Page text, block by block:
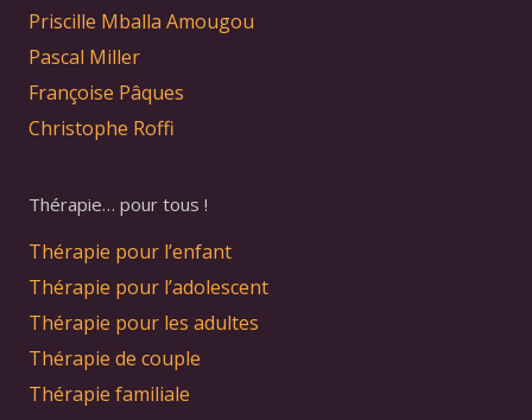
Priscille Mballa Amougou
Pascal Miller
Françoise Pâques
Christophe Roffi
Thérapie… pour tous !
Thérapie pour l’enfant
Thérapie pour l’adolescent
Thérapie pour les adultes
Thérapie de couple
Thérapie familiale